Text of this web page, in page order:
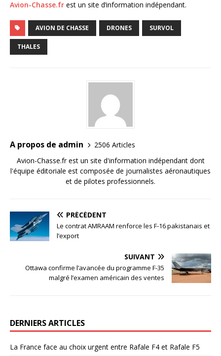
Avion-Chasse.fr est un site d’information indépendant.
AVION DE CHASSE DRONES SURVOL
THALES
A propos de admin
2506 Articles
Avion-Chasse.fr est un site d'information indépendant dont
l'équipe éditoriale est composée de journalistes aéronautiques
et de pilotes professionnels.
PRÉCÉDENT
Le contrat AMRAAM renforce les F-16 pakistanais et
l’export
SUIVANT
Ottawa confirme l’avancée du programme F-35
malgré l’examen américain des ventes
DERNIERS ARTICLES
La France face au choix urgent entre Rafale F4 et Rafale F5